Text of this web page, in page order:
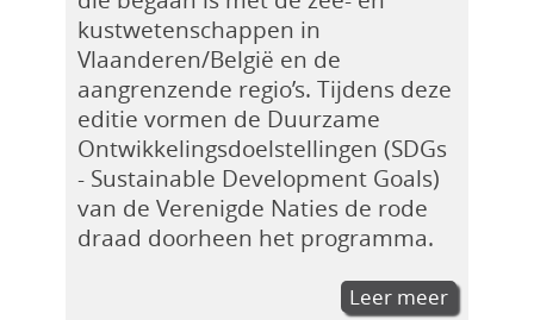
kustwetenschappen in
Vlaanderen/België en de
aangrenzende regio’s. Tijdens deze
editie vormen de Duurzame
Ontwikkelingsdoelstellingen (SDGs
- Sustainable Development Goals)
van de Verenigde Naties de rode
draad doorheen het programma.
Leer meer